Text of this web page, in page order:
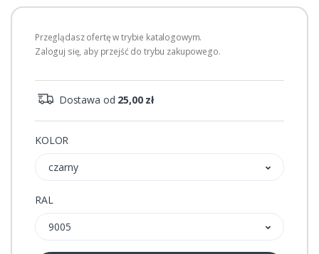
Przeglądasz ofertę w trybie katalogowym.
Zaloguj się, aby przejść do trybu zakupowego.
Dostawa od 25,00 zł
KOLOR
czarny
RAL
9005